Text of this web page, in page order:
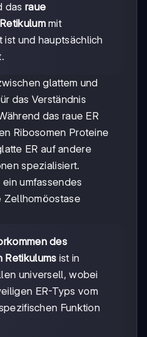
das raue
mit
ist und hauptsächlich
glattem und
das Verständnis
das raue ER
Ribosomen Proteine
ER auf andere
spezialisiert.
umfassendes
Zellhomöostase
des
Retikulums ist in
universell, wobei
ER-Typs vom
Funktion